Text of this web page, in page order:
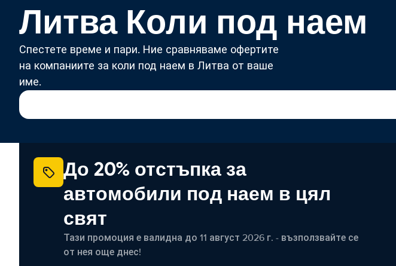
Литва Коли под наем
Спестете време и пари. Ние сравняваме офертите
на компаниите за коли под наем в Литва от ваше
име.
До 20% отстъпка за
автомобили под наем в цял
свят
Тази промоция е валидна до 11 август 2026 г. - възползвайте се
от нея още днес!